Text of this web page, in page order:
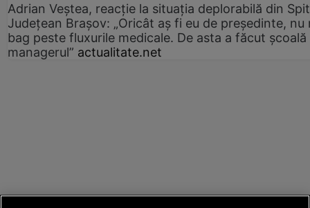
Adrian Veștea, reacție la situația deplorabilă din
Județean Brașov: „Oricât aș fi eu de președinte, nu
bag peste fluxurile medicale. De asta a făcut școală
managerul” actualitate.net